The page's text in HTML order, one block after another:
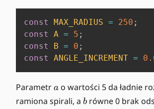
const MAX_RADIUS = 250 ;
const
A = 5 ;
const
B = 0 ;
const
ANGLE_INCREMENT =
Parametra
a o wartości 5 da ładnie
ramiona spirali, a b
b równe 0 brak